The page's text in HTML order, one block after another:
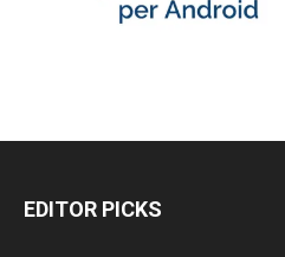
EDITOR PICKS